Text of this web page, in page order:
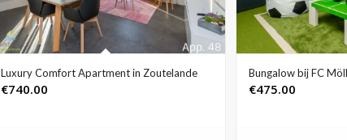
Luxury Comfort Apartment in Zoutelande
€740.00
Bungalow bij FC
€475.00